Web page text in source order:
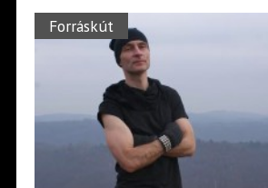
Forráskút